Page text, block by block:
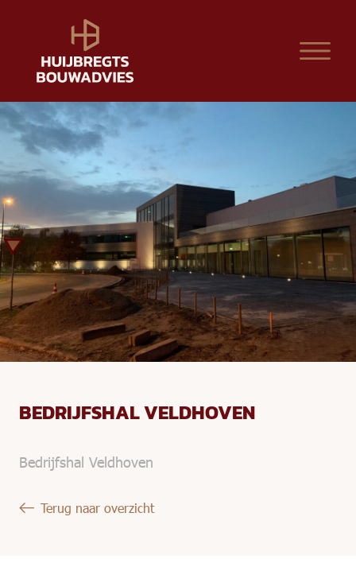
BEDRIJFSHAL VELDHOVEN
Bedrijfshal Veldhoven
Terug naar overzicht